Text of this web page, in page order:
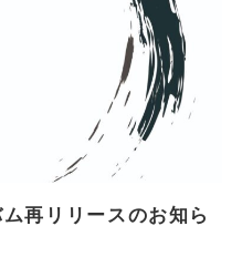
再リリースのお知ら